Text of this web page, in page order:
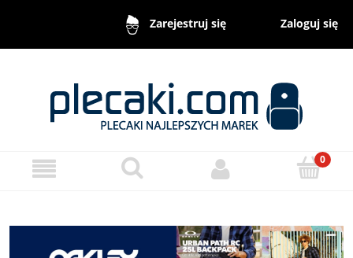
Zarejestruj się Zaloguj się